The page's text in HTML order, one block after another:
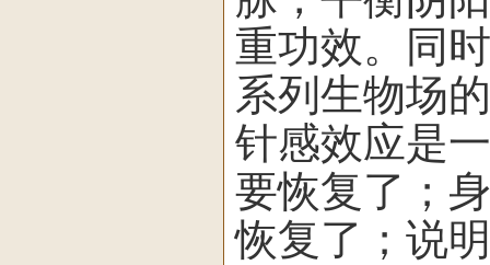
重功效。同
系列生物场
针感效应是
要恢复了；
恢复了；说